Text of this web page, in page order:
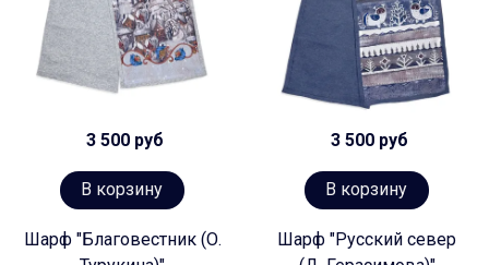
3 500 руб
В корзину
Шарф "Благовестник (О.
3 500 руб
В корзину
Шарф "Русский север